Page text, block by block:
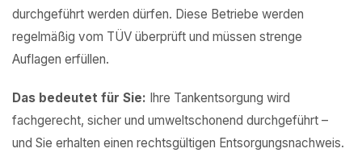
durchgeführt werden dürfen. Diese Betriebe werden
regelmäßig vom TÜV überprüft und müssen strenge
Auflagen erfüllen.
Das bedeutet für Sie: Ihre Tankentsorgung wird
fachgerecht, sicher und umweltschonend durchgeführt –
und Sie erhalten einen rechtsgültigen Entsorgungsnachweis.